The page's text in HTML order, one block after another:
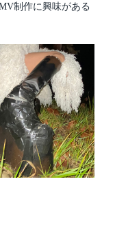
制作に興味がある